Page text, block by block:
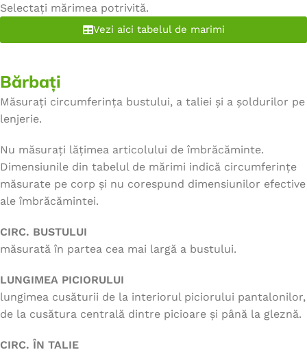
Selectați mărimea potrivită.
Vezi aici tabelul de marimi
Bărbați
Măsurați circumferința bustului, a taliei și a șoldurilor pe
lenjerie.
Nu măsurați lățimea articolului de îmbrăcăminte.
Dimensiunile din tabelul de mărimi indică circumferințe
măsurate pe corp și nu corespund dimensiunilor efective
ale îmbrăcămintei.
CIRC. BUSTULUI
măsurată în partea cea mai largă a bustului.
LUNGIMEA PICIORULUI
lungimea cusăturii de la interiorul piciorului pantalonilor,
de la cusătura centrală dintre picioare și până la gleznă.
CIRC. ÎN TALIE